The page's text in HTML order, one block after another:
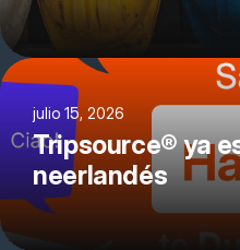
julio 15, 2026
Tripsource® ya
neerlandés